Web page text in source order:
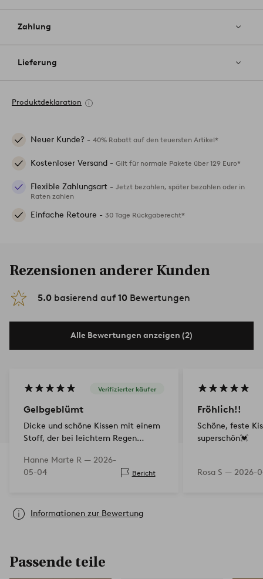
Zahlung
Lieferung
Produktdeklaration
Neuer Kunde? - 40% Rabatt auf den teuersten Artikel*
Kostenloser Versand - Gilt für normale Pakete über 129 Euro*
Flexible Zahlungsart - Jetzt bezahlen, später bezahlen oder in
Raten zahlen
Einfache Retoure - 30 Tage Rückgaberecht*
Rezensionen anderer Kunden
5.0 basierend auf 10 Bewertungen
Alle Bewertungen anzeigen (2)
Verifizierter käufer
Gelbgeblümt
Dicke und schöne Kissen mit einem
Stoff, der bei leichtem Regen
Retro-Design der 60er-70er Jahre.
Ich brauchte mehr als eines, aber es
Hanne Marte R — 2026-
05-04
Bericht
Fröhlich!!
Schöne, feste
superschön💓
Rosa S — 2026-
Informationen zur Bewertung
Passende teile